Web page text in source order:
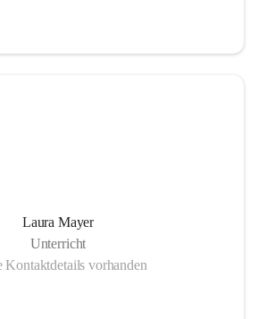
Laura Mayer
Unterricht
Kontaktdetails vorhanden